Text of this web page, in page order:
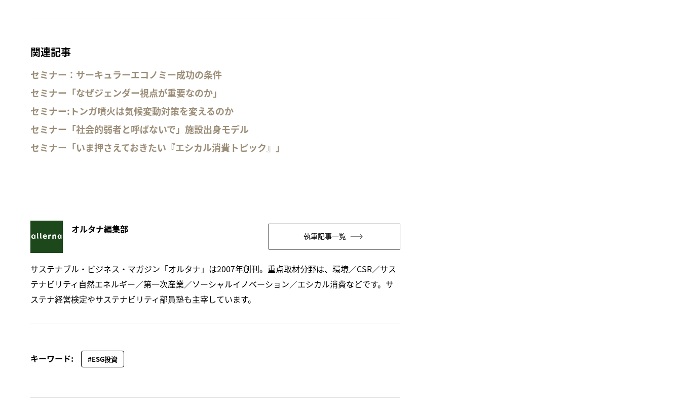
関連記事
セミナー：サーキュラーエコノミー成功の条件
セミナー「なぜジェンダー視点が重要なのか」
セミナー:トンガ噴火は気候変動対策を変えるのか
セミナー「社会的弱者と呼ばないで」施設出身モデル
セミナー「いま押さえておきたい『エシカル消費トピック』」
オルタナ編集部
執筆記事一覧
サステナブル・ビジネス・マガジン「オルタナ」は2007年創刊。重点取材分野は、環境／CSR／サス
テナビリティ自然エネルギー／第一次産業／ソーシャルイノベーション／エシカル消費などです。サ
ステナ経営検定やサステナビリティ部員塾も主宰しています。
キーワード: #ESG投資